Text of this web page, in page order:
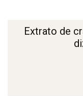
Extrato de